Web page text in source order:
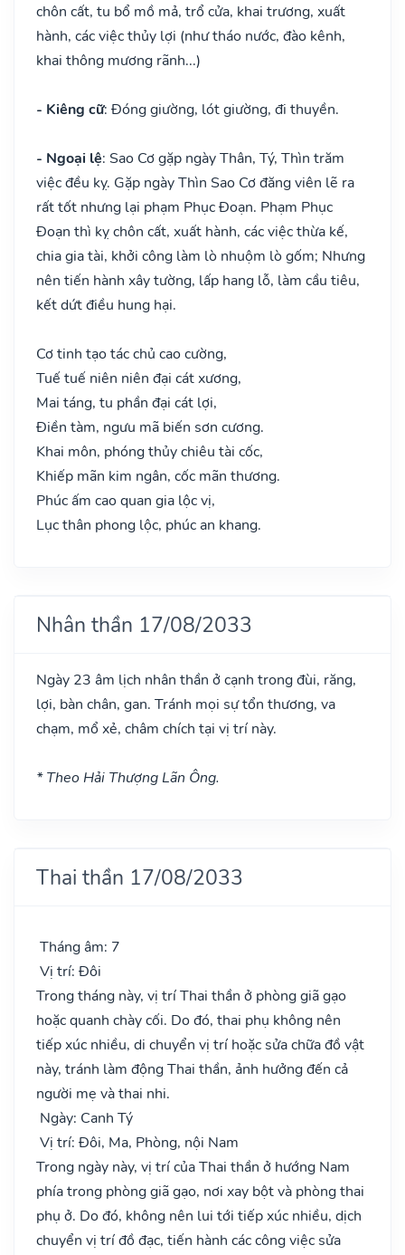
chôn cất, tu bổ mồ mả, trổ cửa, khai trương, xuất
hành, các việc thủy lợi (như tháo nước, đào kênh,
khai thông mương rãnh...)
- Kiêng cữ: Đóng giường, lót giường, đi thuyền.
- Ngoại lệ: Sao Cơ gặp ngày Thân, Tý, Thìn trăm
việc đều kỵ. Gặp ngày Thìn Sao Cơ đăng viên lẽ ra
rất tốt nhưng lại phạm Phục Đoạn. Phạm Phục
Đoạn thì kỵ chôn cất, xuất hành, các việc thừa kế,
chia gia tài, khởi công làm lò nhuộm lò gốm; Nhưng
nên tiến hành xây tường, lấp hang lỗ, làm cầu tiêu,
kết dứt điều hung hại.
Cơ tinh tạo tác chủ cao cường,
Tuế tuế niên niên đại cát xương,
Mai táng, tu phần đại cát lợi,
Điền tàm, ngưu mã biến sơn cương.
Khai môn, phóng thủy chiêu tài cốc,
Khiếp mãn kim ngân, cốc mãn thương.
Phúc ấm cao quan gia lộc vị,
Lục thân phong lộc, phúc an khang.
Nhân thần 17/08/2033
Ngày 23 âm lịch nhân thần ở cạnh trong đùi, răng,
lợi, bàn chân, gan. Tránh mọi sự tổn thương, va
chạm, mổ xẻ, châm chích tại vị trí này.
* Theo Hải Thượng Lãn Ông.
Thai thần 17/08/2033
Tháng âm: 7
Vị trí: Đôi
Trong tháng này, vị trí Thai thần ở phòng giã gạo
hoặc quanh chày cối. Do đó, thai phụ không nên
tiếp xúc nhiều, di chuyển vị trí hoặc sửa chữa đồ vật
này, tránh làm động Thai thần, ảnh hưởng đến cả
người mẹ và thai nhi.
Ngày: Canh Tý
Vị trí: Đôi, Ma, Phòng, nội Nam
Trong ngày này, vị trí của Thai thần ở hướng Nam
phía trong phòng giã gạo, nơi xay bột và phòng thai
phụ ở. Do đó, không nên lui tới tiếp xúc nhiều, dịch
chuyển vị trí đồ đạc, tiến hành các công việc sửa